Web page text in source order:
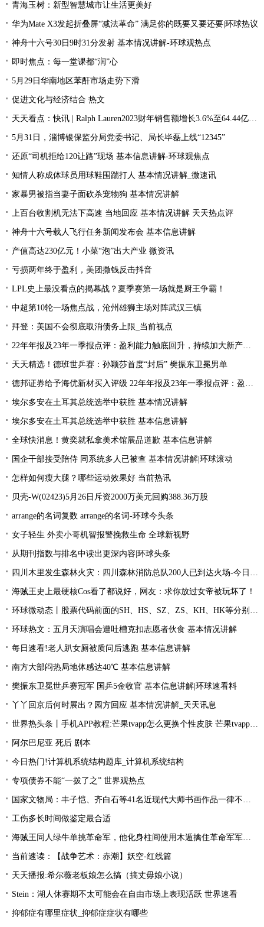
青海玉树：新型智慧城市让生活更美好
华为Mate X3发起折叠屏“减法革命” 满足你的既要又要还要|环球热议
神舟十六号30日9时31分发射 基本情况讲解-环球观热点
即时焦点：每一堂课都“润”心
5月29日华南地区苯酐市场走势下滑
促进文化与经济结合 热文
天天看点：快讯 | Ralph Lauren2023财年销售额增长3.6%至64.44亿美元
5月31日，淄博银保监分局党委书记、局长毕磊上线“12345”
还原“司机拒给120让路”现场 基本信息讲解-环球观焦点
知情人称成体球员用球鞋围踹打人 基本情况讲解_微速讯
家暴男被指当妻子面砍杀宠物狗 基本情况讲解
上百台收割机无法下高速 当地回应 基本情况讲解 天天热点评
神舟十六号载人飞行任务新闻发布会 基本信息讲解
产值高达230亿元！小菜“泡”出大产业 微资讯
亏损两年终于盈利，美团撒钱反击抖音
LPL史上最没看点的揭幕战？夏季赛第一场就是厨王争霸！
中超第10轮一场焦点战，沧州雄狮主场对阵武汉三镇
拜登：美国不会彻底取消债务上限_当前视点
22年年报及23年一季报点评：盈利能力触底回升，持续加大新产品研发
天天精选！德班世乒赛：孙颖莎首度“封后” 樊振东卫冕男单
德邦证券给予海优新材买入评级 22年年报及23年一季报点评：盈利能力触底回升 持续加大新产品研发
埃尔多安在土耳其总统选举中获胜 基本情况讲解
埃尔多安在土耳其总统选举中获胜 基本信息讲解
全球快消息！黄奕就私拿美术馆展品道歉 基本信息讲解
国企干部接受陪侍 同系统多人已被查 基本情况讲解|环球滚动
怎样如何瘦大腿？哪些运动效果好 当前热讯
贝壳-W(02423)5月26日斥资2000万美元回购388.36万股
arrange的名词复数 arrange的名词-环球今头条
女子轻生 外卖小哥机智报警挽救生命 全球新视野
从期刊指数与排名中读出更深内容|环球头条
四川木里发生森林火灾：四川森林消防总队200人已到达火场-今日关注
海贼王史上最硬核Cos看了都说好，网友：求你放过女帝被玩坏了！
环球微动态丨股票代码前面的SH、HS、SZ、ZS、KH、HK等分别是什么意思？
环球热文：五月天演唱会遭吐槽克扣志愿者伙食 基本情况讲解
每日速看!老人趴女厕被质问后逃跑 基本信息讲解
南方大部闷热局地体感达40℃ 基本信息讲解
樊振东卫冕世乒赛冠军 国乒5金收官 基本信息讲解|环球速看料
丫丫回京后何时展出？园方回应 基本情况讲解_天天讯息
世界热头条丨手机APP教程:芒果tvapp怎么更换个性皮肤 芒果tvapp更换个性皮肤的方法
阿尔巴尼亚 死后 剧本
今日热门!计算机系统结构题库_计算机系统结构
专项债券不能“一拨了之” 世界观热点
国家文物局：丰子恺、齐白石等41名近现代大师书画作品一律不准出境
工伤多长时间做鉴定最合适
海贼王同人绿牛单挑革命军，他化身柱间使用木遁擒住革命军军长！
当前速读：【战争艺术：赤潮】妖空-红线篇
天天播报:希尔薇老板娘怎么搞（搞丈毋娘小说）
Stein：湖人休赛期不太可能会在自由市场上表现活跃 世界速看
抑郁症有哪里症状_抑郁症症状有哪些